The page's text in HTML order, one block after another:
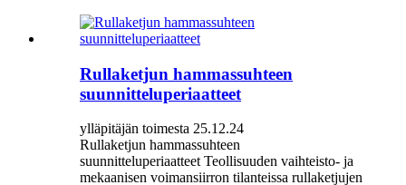
Rullaketjun hammassuhteen
suunnitteluperiaatteet
ylläpitäjän toimesta 25.12.24
Rullaketjun hammassuhteen
suunnitteluperiaatteet Teollisuuden vaihteisto- ja
mekaanisen voimansiirron tilanteissa rullaketjujen